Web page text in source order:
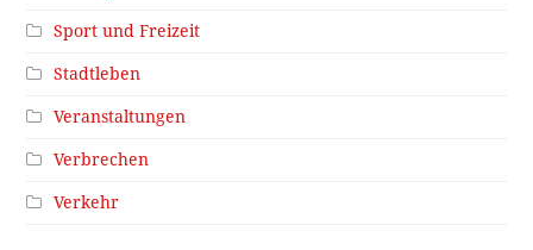
Sport und Freizeit
Stadtleben
Veranstaltungen
Verbrechen
Verkehr